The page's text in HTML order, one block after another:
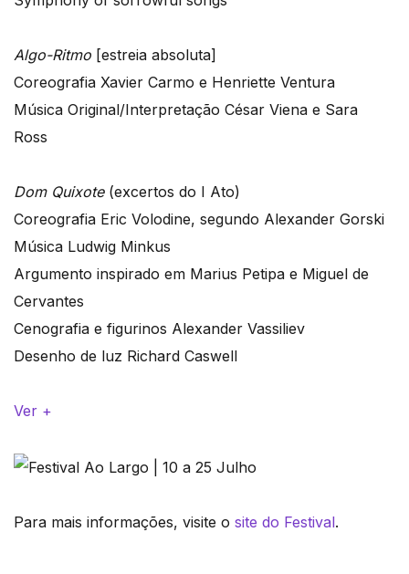
Algo-Ritmo [estreia absoluta]
Coreografia Xavier Carmo e Henriette Ventura
Música Original/Interpretação César Viena e Sara
Ross
Dom Quixote(excertos do I Ato)
Coreografia Eric Volodine, segundo Alexander Gorski
Música Ludwig Minkus
Argumento inspirado em Marius Petipa e Miguel de
Cervantes
Cenografia e figurinos Alexander Vassiliev
Desenho de luz Richard Caswell
Ver +
Para mais informações, visite o site do Festival.